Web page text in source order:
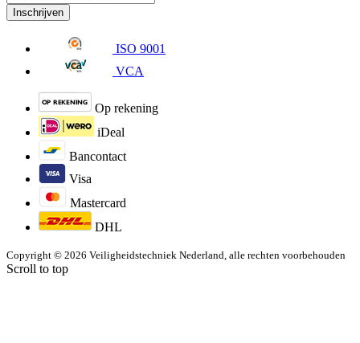
Inschrijven
ISO 9001
VCA
Op rekening
iDeal
Bancontact
Visa
Mastercard
DHL
Copyright © 2026 Veiligheidstechniek Nederland, alle rechten voorbehouden
Scroll to top